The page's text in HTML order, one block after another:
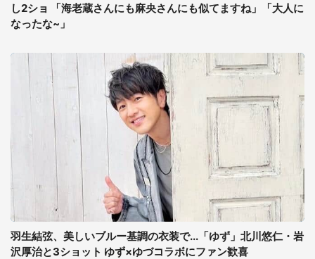
し2ショ 「海老蔵さんにも麻央さんにも似てますね」「大人に
なったな~」
羽生結弦、美しいブルー基調の衣装で...「ゆず」北川悠仁・岩
沢厚治と3ショット ゆず×ゆづコラボにファン歓喜